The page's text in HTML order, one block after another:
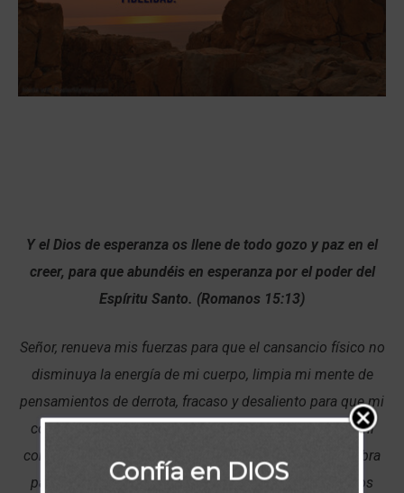
Y el Dios de esperanza os llene de todo gozo y paz en el
creer, para que abundéis en esperanza por el poder del
Espíritu Santo. (Romanos 15:13)
Señor, renueva mis fuerzas para que el cansancio físico no
disminuya la energía de mi cuerpo, limpia mi mente de
pensamientos de derrota, fracaso y desaliento para que mi
confianza de victoria en Ti no sea disminuida y abre mi
corazón a Tus enseñanzas y a las verdades de Tu Palabra
para contar con el gozo, la alegría y la esperanza de los
Confía en DIOS